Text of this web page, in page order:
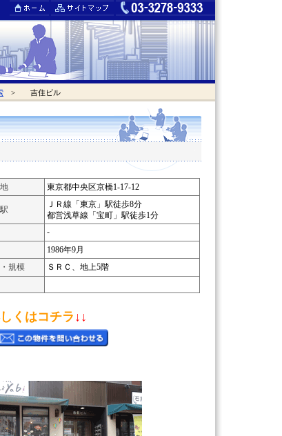
> 吉住ビル
東京都中央区京橋1-17-12
ＪＲ線「東京」駅徒歩8分
都営浅草線「宝町」駅徒歩1分
-
1986年9月
規模
ＳＲＣ、地上5階
くはコチラ ↓↓